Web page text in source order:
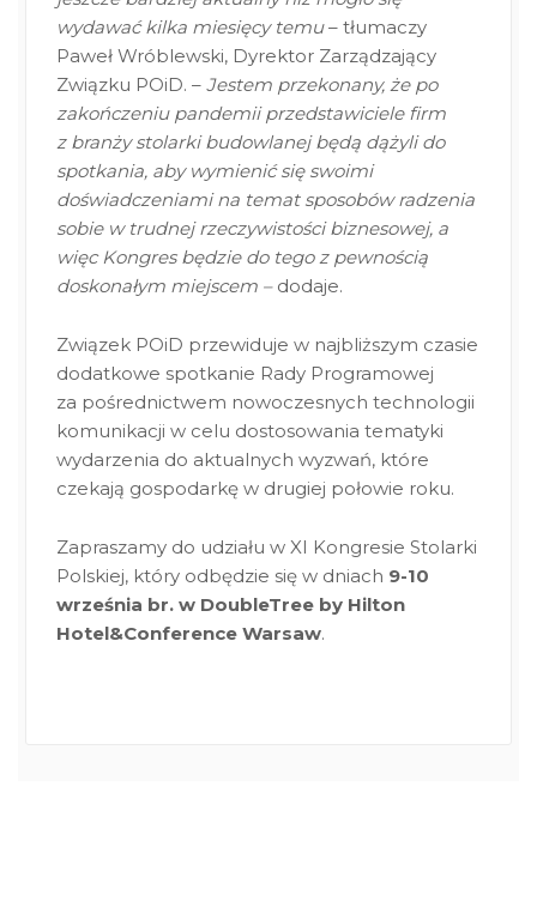
wydawać kilka miesięcy temu– tłumaczy
Paweł Wróblewski, Dyrektor Zarządzający
Związku POiD. – Jestem przekonany, że po
zakończeniu pandemii przedstawiciele firm
z branży stolarki budowlanej będą dążyli do
spotkania, aby wymienić się swoimi
doświadczeniami na temat sposobów radzenia
sobie w trudnej rzeczywistości biznesowej, a
więc Kongres będzie do tego z pewnością
doskonałym miejscem –dodaje.
Związek POiD przewiduje w najbliższym czasie
dodatkowe spotkanie Rady Programowej
za pośrednictwem nowoczesnych technologii
komunikacji w celu dostosowania tematyki
wydarzenia do aktualnych wyzwań, które
czekają gospodarkę w drugiej połowie roku.
Zapraszamy do udziału w XI Kongresie Stolarki
Polskiej, który odbędzie się w dniach 9-10
września br. w DoubleTree by Hilton
Hotel&Conference Warsaw.